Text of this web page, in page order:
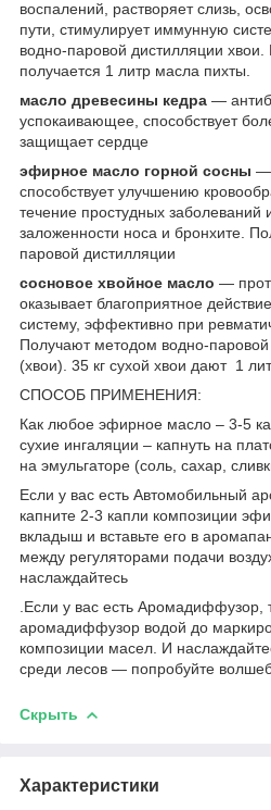
воспалений, растворяет слизь,
пути, стимулирует иммунную
водно-паровой дистилляции хвои.
получается 1 литр масла пихты.
масло древесины кедра —
успокаивающее, способствует
защищает сердце
эфирное масло горной сосны —
способствует улучшению
течение простудных заболеваний
заложенности носа и бронхите.
паровой дистилляции
сосновое хвойное масло —
оказывает благоприятное
систему, эффективно при
Получают методом водно-
(хвои). 35 кг сухой хвои дают 1
СПОСОБ ПРИМЕНЕНИЯ:
Как любое эфирное масло – 3-5
сухие ингаляции – капнуть на
на эмульгаторе (соль, сахар,
Если у вас есть Автомобильный
капните 2-3 капли композиции
вкладыш и вставьте его в
между регуляторами подачи
наслаждайтесь
.Если у вас есть Аромадиффузор,
аромадиффузор водой до
композиции масел. И
среди лесов — попробуйте
Скрыть
Характеристики